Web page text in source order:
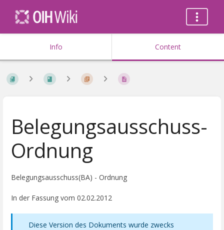
Info Content
Belegungsausschuss-
Ordnung
Belegungsausschuss(BA) - Ordnung
In der Fassung vom 02.02.2012
Diese Version des Dokuments wurde zwecks